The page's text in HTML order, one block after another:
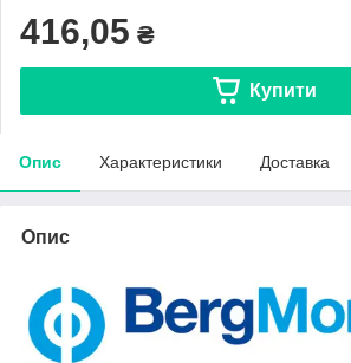
416,05 ₴
Купити
Опис Характеристики Доставка
Опис